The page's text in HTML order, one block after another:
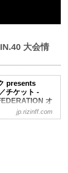
大会情
presents
チケット -
オ
RIZIN.40
jp.rizinff.com